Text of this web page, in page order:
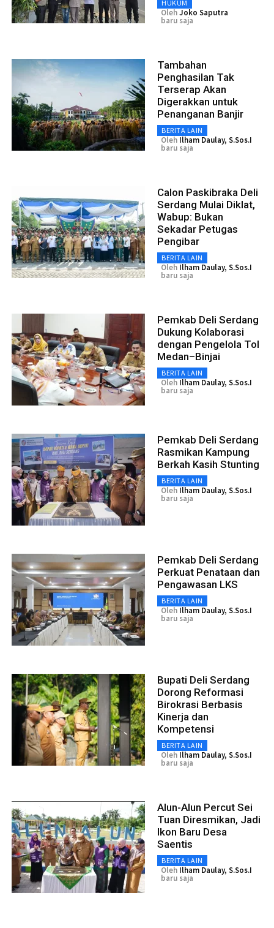
HUKUM
OlehJoko Saputra
baru saja
Tambahan
Penghasilan Tak
Terserap Akan
Digerakkan untuk
Penanganan Banjir
BERITA LAIN
Oleh Ilham Daulay, S.Sos.I
baru saja
Calon Paskibraka Deli
Serdang Mulai Diklat,
Wabup: Bukan
Sekadar Petugas
Pengibar
BERITA LAIN
Oleh Ilham Daulay, S.Sos.I
baru saja
Pemkab Deli Serdang
Dukung Kolaborasi
dengan Pengelola Tol
Medan–Binjai
BERITA LAIN
Oleh Ilham Daulay, S.Sos.I
baru saja
Pemkab Deli Serdang
Rasmikan Kampung
Berkah Kasih Stunting
BERITA LAIN
Oleh Ilham Daulay, S.Sos.I
baru saja
Pemkab Deli Serdang
Perkuat Penataan dan
Pengawasan LKS
BERITA LAIN
Oleh Ilham Daulay, S.Sos.I
baru saja
Bupati Deli Serdang
Dorong Reformasi
Birokrasi Berbasis
Kinerja dan
Kompetensi
BERITA LAIN
Oleh Ilham Daulay, S.Sos.I
baru saja
Alun-Alun Percut Sei
Tuan Diresmikan, Jadi
Ikon Baru Desa
Saentis
BERITA LAIN
Oleh Ilham Daulay, S.Sos.I
baru saja